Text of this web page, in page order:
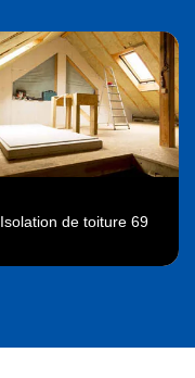
Isolation de toiture 69